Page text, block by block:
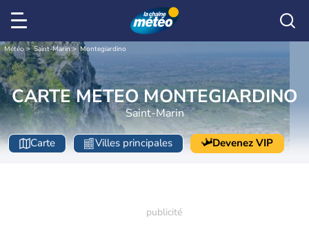
Météo Saint-Marin Montegiardino
CARTE METEO MONTEGIARDINO
Saint-Marin
Carte Villes principales Devenez VIP